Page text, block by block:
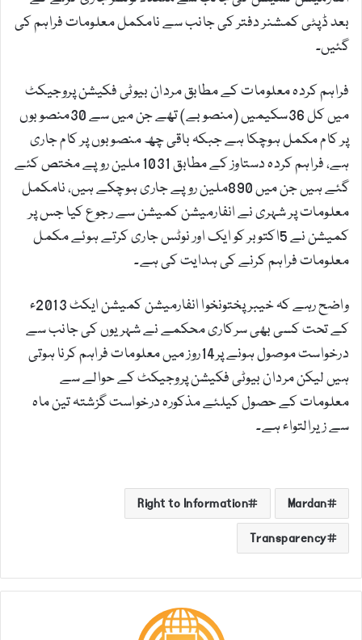
بعد ڈپٹی کمشنر دفتر کی جانب سے نامکمل معلومات فراہم کی
گئیں۔
فراہم کردہ معلومات کے مطابق مردان بیوٹی فکیشن پروجیکٹ
میں کل 36سکیمیں (منصوبے) تھے جن میں سے 30منصوبوں
پر کام مکمل ہوچکا ہے جبکہ باقی چھ منصوبوں پر کام جاری
ہے، فراہم کردہ دستاوز کے مطابق 1031 ملین روپے مختص کئے
گئے ہیں جن میں 890ملین روپے جاری ہوچکے ہیں، نامکمل
معلومات پر شہری نے انفارمیشن کمیشن سے رجوع کیا جس پر
کمیشن نے 5اکتوبر کو ایک اور نوٹس جاری کرتے ہوئے مکمل
معلومات فراہم کرنے کی ہدایت کی ہے۔
واضح رہے کہ خیبرپختونخوا انفارمیشن کمیشن ایکٹ 2013ء
کے تحت کسی بھی سرکاری محکمے نے شہریوں کی جانب سے
درخواست موصول ہونے پر14روز میں معلومات فراہم کرنا ہوتی
ہیں لیکن مردان بیوٹی فکیشن پروجیکٹ کے حوالے سے
معلومات کے حصول کیلئے مذکورہ درخواست گزشتہ تین ماہ
سے زیرالتواء ہے۔
Mardan
Right to Information
Transparency